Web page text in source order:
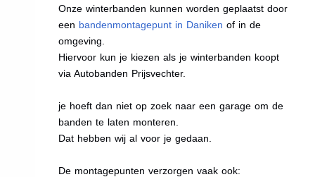
Onze winterbanden kunnen worden geplaatst door
een bandenmontagepunt in Daniken of in de
omgeving.
Hiervoor kun je kiezen als je winterbanden koopt
via Autobanden Prijsvechter.
je hoeft dan niet op zoek naar een garage om de
banden te laten monteren.
Dat hebben wij al voor je gedaan.
De montagepunten verzorgen vaak ook: